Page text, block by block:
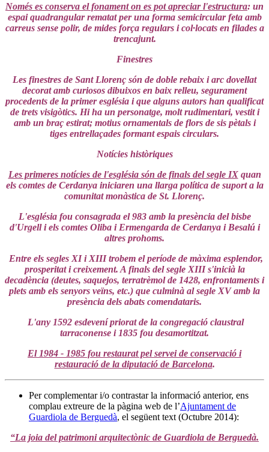
Només es conserva el fonament on es pot apreciar l'estructura: un
espai quadrangular rematat per una forma semicircular feta amb
carreus sense polir, de mides força regulars i col·locats en filades a
trencajunt.
Finestres
Les finestres de Sant Llorenç són de doble rebaix i arc dovellat
decorat amb curiosos dibuixos en baix relleu, segurament
procedents de la primer església i que alguns autors han qualificat
de trets visigòtics. Hi ha un personatge, molt rudimentari, vestit i
amb un braç estirat; motius ornamentals de flors de sis pètals i
tiges entrellaçades formant espais circulars.
Notícies històriques
Les primeres notícies de l'església són de finals del segle IXquan
els comtes de Cerdanya iniciaren una llarga política de suport a la
comunitat monàstica de St. Llorenç.
L'església fou consagrada el 983 amb la presència del bisbe
d'Urgell i els comtes Oliba i Ermengarda de Cerdanya i Besalú i
altres prohoms.
Entre els segles XI i XIII trobem el període de màxima esplendor,
prosperitat i creixement. A finals del segle XIII s'inicià la
decadència (deutes, saquejos, terratrèmol de 1428, enfrontaments i
plets amb els senyors veïns, etc.) que culminà al segle XV amb la
presència dels abats comendataris.
L'any 1592 esdevení priorat de la congregació claustral
tarraconense i 1835 fou desamortitzat.
El 1984 - 1985 fou restaurat pel servei de conservació i
restauració de la diputació de Barcelona.
Per complementar i/o contrastar la informació anterior, ens
complau extreure de la pàgina web de l’Ajuntament de
Guardiola de Berguedà, el següent text (Octubre 2014):
“La joia del patrimoni arquitectònic de Guardiola de Berguedà.